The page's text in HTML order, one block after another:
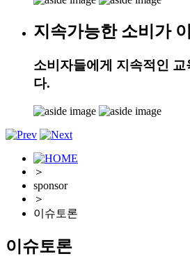
지속가능한 소비가
소비자들에게 지속적인
다.
＞
sponsor
＞
이슈토론
이슈토론